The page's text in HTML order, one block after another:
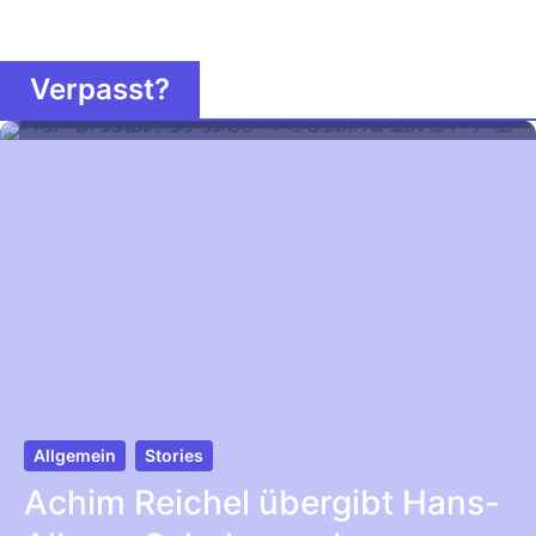
Verpasst?
Allgemein Stories
Achim Reichel übergibt Hans-